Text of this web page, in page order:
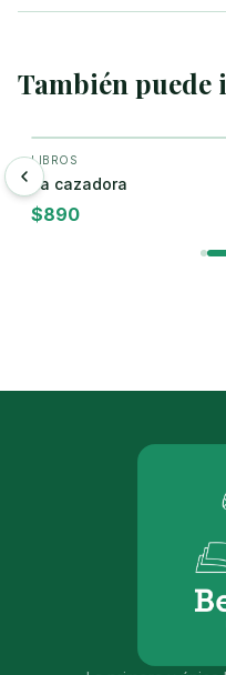
También puede
LIBROS
La cazadora
$890